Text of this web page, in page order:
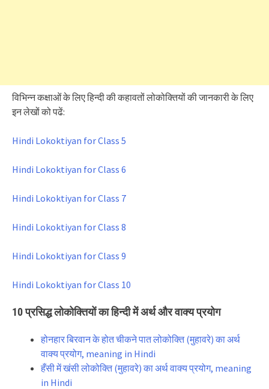
विभिन्न कक्षाओं के लिए हिन्दी की कहावतों लोकोक्तियों की जानकारी के लिए
इन लेखों को पढें:
Hindi Lokoktiyan for Class 5
Hindi Lokoktiyan for Class 6
Hindi Lokoktiyan for Class 7
Hindi Lokoktiyan for Class 8
Hindi Lokoktiyan for Class 9
Hindi Lokoktiyan for Class 10
10 प्रसिद्ध लोकोक्तियों का हिन्दी में अर्थ और वाक्य प्रयोग
होनहार बिरवान के होत चीकने पात लोकोक्ति (मुहावरे) का अर्थ
वाक्य प्रयोग, meaning in Hindi
हँसी में खंसी लोकोक्ति (मुहावरे) का अर्थ वाक्य प्रयोग, meaning
in Hindi